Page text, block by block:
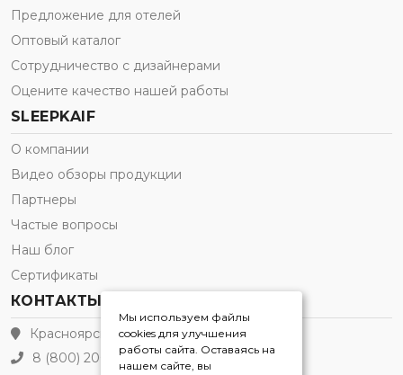
Мы используем файлы
cookies для улучшения
работы сайта. Оставаясь на
нашем сайте, вы
Предложение для отелей
Оптовый каталог
Сотрудничество с дизайнерами
Оцените качество нашей работы
SLEEPKAIF
О компании
Видео обзоры продукции
Партнеры
Частые вопросы
Наш блог
Сертификаты
КОНТАКТЫ
Красноярск
8 (800) 200-21-91